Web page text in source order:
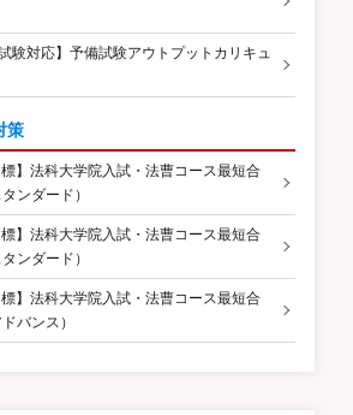
験対応】予備試験アウトプットカリキュ
策
標】法科大学院入試・法曹コース最短合
ンダード）
標】法科大学院入試・法曹コース最短合
ンダード）
標】法科大学院入試・法曹コース最短合
バンス）